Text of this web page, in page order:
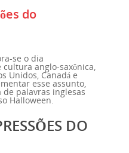
do
se o dia
cultura anglo-saxônica,
Unidos, Canadá e
esse assunto,
de palavras inglesas
Halloween.
DO